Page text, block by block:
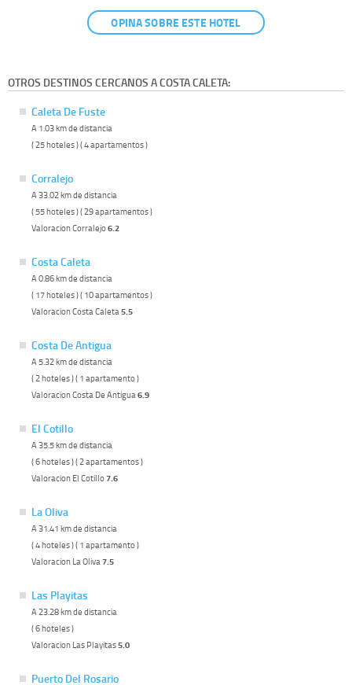
OPINA SOBRE ESTE HOTEL
OTROS DESTINOS CERCANOS A COSTA CALETA:
Caleta De Fuste
A 1.03 km de distancia
( 25 hoteles ) ( 4 apartamentos )
Corralejo
A 33.02 km de distancia
( 55 hoteles ) ( 29 apartamentos )
Valoracion Corralejo6.2
Costa Caleta
A 0.86 km de distancia
( 17 hoteles ) ( 10 apartamentos )
Valoracion Costa Caleta5.5
Costa De Antigua
A 5.32 km de distancia
( 2 hoteles ) ( 1 apartamento )
Valoracion Costa De Antigua6.9
El Cotillo
A 35.5 km de distancia
( 6 hoteles ) ( 2 apartamentos )
Valoracion El Cotillo7.6
La Oliva
A 31.41 km de distancia
( 4 hoteles ) ( 1 apartamento )
Valoracion La Oliva7.5
Las Playitas
A 23.28 km de distancia
( 6 hoteles )
Valoracion Las Playitas5.0
Puerto Del Rosario